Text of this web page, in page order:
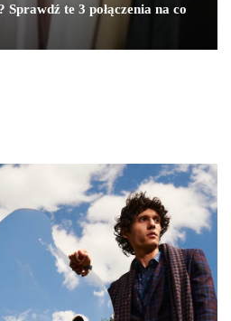
Sprawdź te 3 połączenia na co